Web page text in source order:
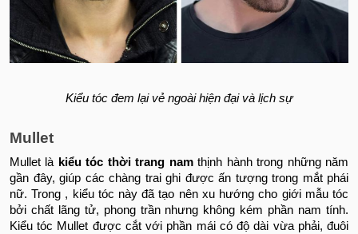
Kiểu tóc đem lại vẻ ngoài hiện đại và lịch sự
Mullet
Mullet là kiểu tóc thời trang namthịnh hành trong những năm
gần đây, giúp các chàng trai ghi được ấn tượng trong mắt phái
nữ. Trong , kiểu tóc này đã tạo nên xu hướng cho giới mẫu tóc
bởi chất lãng tử, phong trần nhưng không kém phần nam tính.
Kiểu tóc Mullet được cắt với phần mái có độ dài vừa phải, đuôi